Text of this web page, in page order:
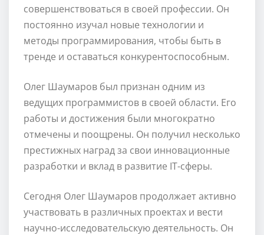
совершенствоваться в своей профессии. Он
постоянно изучал новые технологии и
методы программирования, чтобы быть в
тренде и оставаться конкурентоспособным.
Олег Шаумаров был признан одним из
ведущих программистов в своей области. Его
работы и достижения были многократно
отмечены и поощрены. Он получил несколько
престижных наград за свои инновационные
разработки и вклад в развитие IT-сферы.
Сегодня Олег Шаумаров продолжает активно
участвовать в различных проектах и вести
научно-исследовательскую деятельность. Он